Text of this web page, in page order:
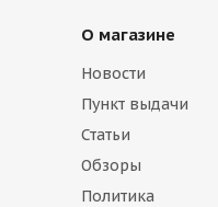
О магазине
Новости
Пункт выдачи
Статьи
Обзоры
Политика